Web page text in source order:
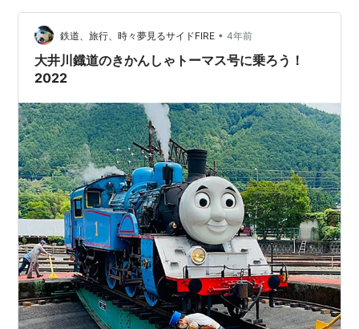
介します。 その公園では、電車が「だいすきっ！」な子
どもたちが金網にへばりついて動かないほど山手線がよ
く見える公園です。 いったいどんな公園なのでしょう
か？ 我が息子鉄ヤンヤンも受験…
鉄道、旅行、時々夢見るサイドFIRE • 4年前
大井川鐡道のきかんしゃトーマス号に乗ろう！
2022